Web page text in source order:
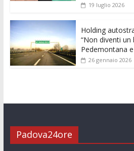
19 luglio 2026
Holding
“Non diventi
Pedemontana
26 gennaio 2026
Padova24ore